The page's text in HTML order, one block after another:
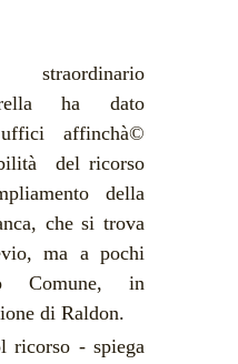
ha dato
affinchà©
del ricorso
della
che si trova
ma a pochi
Comune, in
di Raldon.
ricorso - spiega